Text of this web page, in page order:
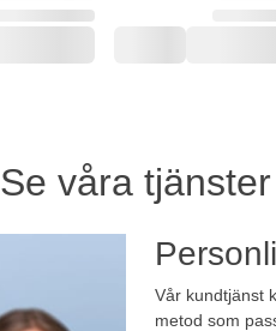
Se våra tjänster
Vår kundtjänst
metod som